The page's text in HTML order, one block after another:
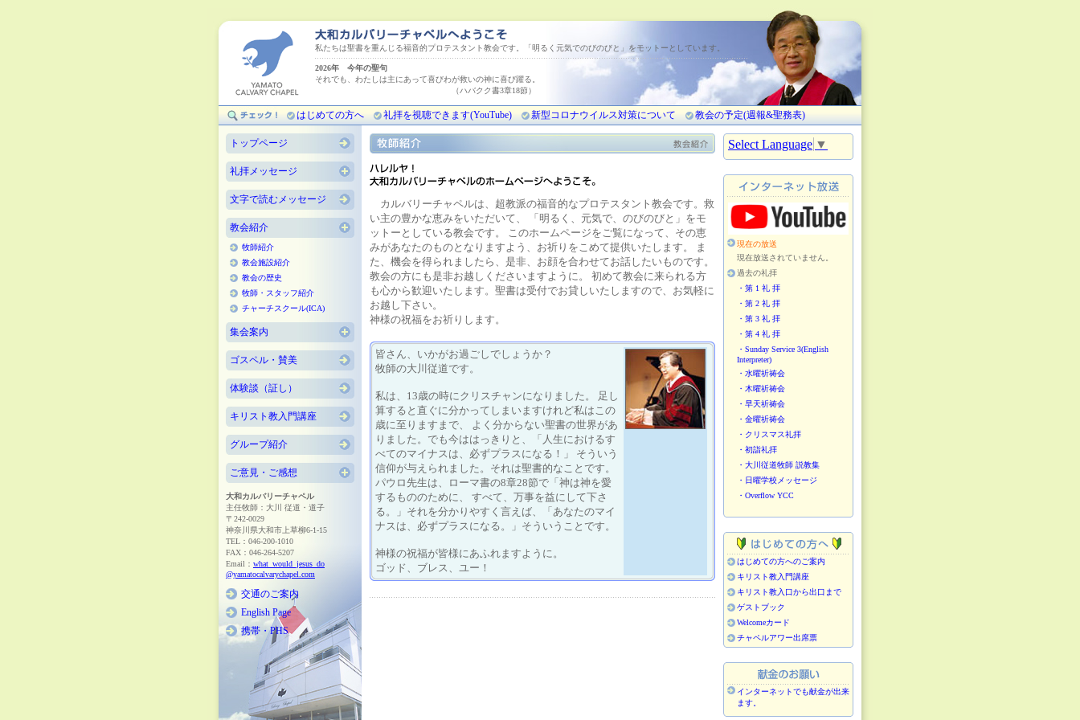
私たちは聖書を重んじる福音的プロテスタント教会です。「明るく元気でのびのびと」をモットーとしています。
2026年 今年の聖句
それでも、わたしは主にあって喜びわが救いの神に喜び躍る。
（ハバクク書3章18節）
はじめての方へ 礼拝を視聴できます(YouTube) 新型コロナウイルス対策について 教会の予定(週報&聖務表)
トップページ
礼拝メッセージ
文字で読むメッセージ
教会紹介
牧師紹介
教会施設紹介
教会の歴史
牧師・スタッフ紹介
チャーチスクール(ICA)
集会案内
ゴスペル・賛美
体験談（証し）
キリスト教入門講座
グループ紹介
ご意見・ご感想
大和カルバリーチャペル
主任牧師：大川 従道・道子
〒242-0029
神奈川県大和市上草柳6-1-15
TEL：046-200-1010
FAX：046-264-5207
Email： what_would_jesus_do
@yamatocalvarychapel.com
交通のご案内
English Page
携帯・PHS
カルバリーチャペルは、超教派の福音的なプロテスタント教会です。救
い主の豊かな恵みをいただいて、 「明るく、元気で、のびのびと」をモ
ットーとしている教会です。 このホームページをご覧になって、その恵
みがあなたのものとなりますよう、お祈りをこめて提供いたします。 ま
た、機会を得られましたら、是非、お顔を合わせてお話したいものです。
教会の方にも是非お越しくださいますように。 初めて教会に来られる方
も心から歓迎いたします。聖書は受付でお貸しいたしますので、お気軽に
お越し下さい。
神様の祝福をお祈りします。
皆さん、いかがお過ごしでしょうか？
牧師の大川従道です。
私は、13歳の時にクリスチャンになりました。 足し
算すると直ぐに分かってしまいますけれど私はこの
歳に至りますまで、 よく分からない聖書の世界があ
りました。でも今ははっきりと、「人生におけるす
べてのマイナスは、必ずプラスになる！」 そういう
信仰が与えられました。それは聖書的なことです。
パウロ先生は、ローマ書の8章28節で「神は神を愛
するもののために、 すべて、万事を益にして下さ
る。」それを分かりやすく言えば、「あなたのマイ
ナスは、必ずプラスになる。」そういうことです。
神様の祝福が皆様にあふれますように。
ゴッド、ブレス、ユー！
Select Language ▼
現在の放送
現在放送されていません。
過去の礼拝
・第 1 礼 拝
・第 2 礼 拝
・第 3 礼 拝
・第 4 礼 拝
・Sunday Service 3(English
Interpreter)
・水曜祈祷会
・木曜祈祷会
・早天祈祷会
・金曜祈祷会
・クリスマス礼拝
・初詣礼拝
・大川従道牧師 説教集
・日曜学校メッセージ
・Overflow YCC
はじめての方へのご案内
キリスト教入門講座
キリスト教入口から出口まで
ゲストブック
Welcomeカード
チャペルアワー出席票
インターネットでも献金が出来
ます。